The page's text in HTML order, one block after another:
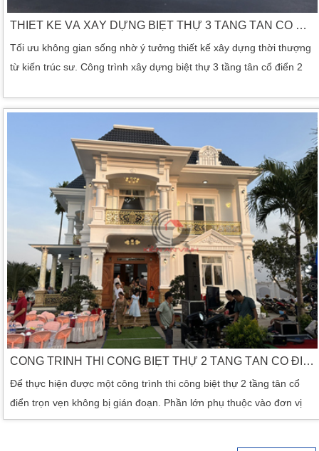
THIẾT KẾ VÀ XÂY DỰNG BIỆT THỰ 3 TẦNG TÂN CỔ ĐIỂN 2 MẶT TIỀN
Tối ưu không gian sống nhờ ý tưởng thiết kế xây dựng thời thượng
từ kiến trúc sư. Công trình xây dựng biệt thự 3 tầng tân cổ điển 2
một đơn vị đó là Kiến An Vinh. Cùng xem qua những hình ảnh thiết
CÔNG TRÌNH THI CÔNG BIỆT THỰ 2 TẦNG TÂN CỔ ĐIỂN SÂN VƯỜN ĐẸP
Để thực hiện được một công trình thi công biệt thự 2 tầng tân cổ
điển trọn vẹn không bị gián đoạn. Phần lớn phụ thuộc vào đơn vị
nhận thầu là chủ yếu. Với các bước tính phải thật kỹ lưỡng về chia